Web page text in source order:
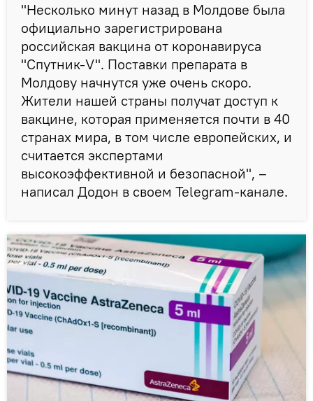
"Несколько минут назад в Молдове была
официально зарегистрирована
российская вакцина от коронавируса
"Спутник-V". Поставки препарата в
Молдову начнутся уже очень скоро.
Жители нашей страны получат доступ к
вакцине, которая применяется почти в 40
странах мира, в том числе европейских, и
считается экспертами
высокоэффективной и безопасной", –
написал Додон в своем Telegram-канале.